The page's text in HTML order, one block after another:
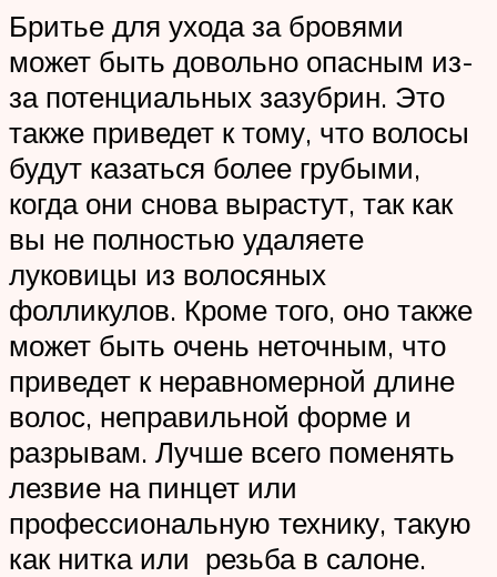
Бритье для ухода за бровями
может быть довольно опасным из-
за потенциальных зазубрин. Это
также приведет к тому, что волосы
будут казаться более грубыми,
когда они снова вырастут, так как
вы не полностью удаляете
луковицы из волосяных
фолликулов. Кроме того, оно также
может быть очень неточным, что
приведет к неравномерной длине
волос, неправильной форме и
разрывам. Лучше всего поменять
лезвие на пинцет или
профессиональную технику, такую
как нитка или резьба в салоне.